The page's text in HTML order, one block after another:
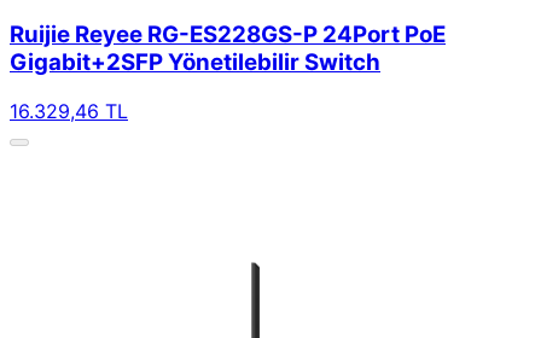
Ruijie Reyee RG-ES228GS-P 24Port PoE
Gigabit+2SFP Yönetilebilir Switch
16.329,46 TL